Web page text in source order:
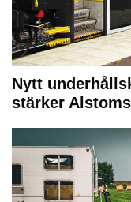
Nytt
stärker